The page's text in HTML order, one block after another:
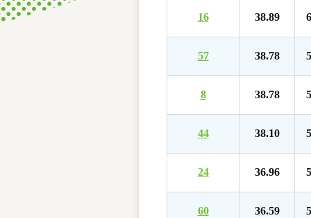
16 38.89
57 38.78
8 38.78
44 38.10
24 36.96
60 36.59